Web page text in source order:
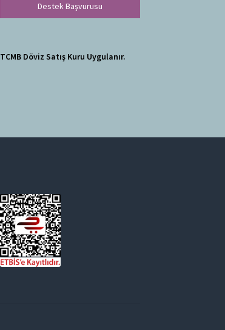
Destek Başvurusu
TCMB Döviz Satış Kuru Uygulanır.